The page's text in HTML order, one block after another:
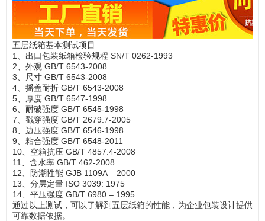
五层纸箱基本测试项目
1、出口包装纸箱检验规程 SN/T 0262-1993
2、外观 GB/T 6543-2008
3、尺寸 GB/T 6543-2008
4、摇盖耐折 GB/T 6543-2008
5、厚度 GB/T 6547-1998
6、耐破强度 GB/T 6545-1998
7、戳穿强度 GB/T 2679.7-2005
8、边压强度 GB/T 6546-1998
9、粘合强度 GB/T 6548-2011
10、空箱抗压 GB/T 4857.4-2008
11、含水率 GB/T 462-2008
12、防潮性能 GJB 1109A – 2000
13、分层定量 ISO 3039: 1975
14、平压强度 GB/T 6980 – 1995
通过以上测试，可以了解到五层纸箱的性能，为企业包装设计提供
可靠数据依据。